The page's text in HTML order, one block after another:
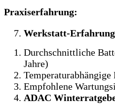
Praxiserfahrung:
Werkstatt-
Durchschnittliche
Jahre)
Empfohlene
ADAC